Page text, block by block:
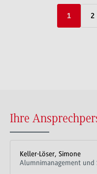
1 2
Ihre
Keller-Löser, Simone
Alumnimanagement und